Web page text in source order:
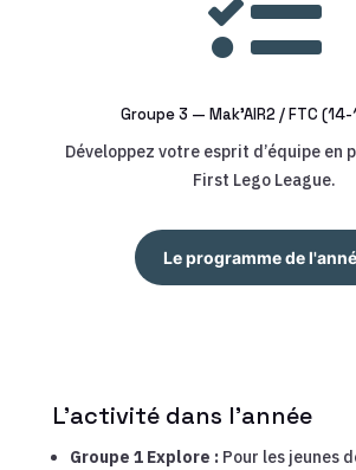
Groupe 3 — Mak’AIR2 / FTC
Développez votre esprit d’équipe en
First Lego League.
Le programme de
L’activité dans l’année
Groupe 1 Explore :Pour les jeunes